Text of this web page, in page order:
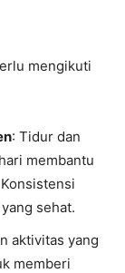
mengikuti
: Tidur dan
membantu
sehat.
aktivitas yang
memberi